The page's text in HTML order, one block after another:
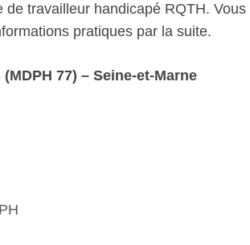
de travailleur handicapé RQTH. Vous
pratiques par la suite.
77) – Seine-et-Marne